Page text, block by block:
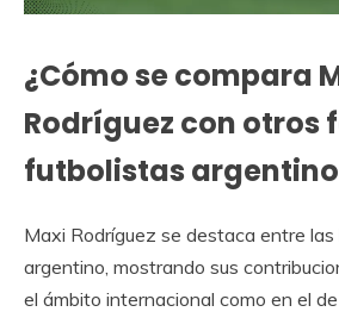
¿Cómo se compara
Rodríguez con otros
futbolistas
Maxi Rodríguez se destaca entre
argentino, mostrando sus
el ámbito internacional como en el